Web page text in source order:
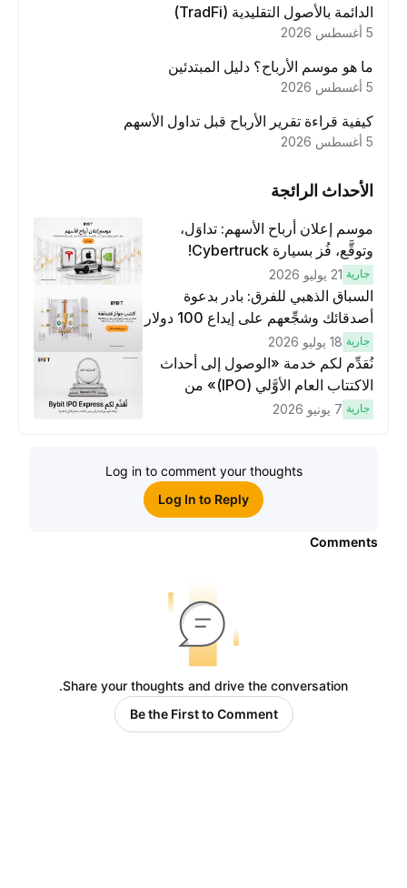
الدائمة بالأصول التقليدية (TradFi)
ما هو موسم الأرباح؟ دليل المبتدئين
كيفية قراءة تقرير الأرباح قبل تداول الأسهم
الأحداث الرائجة
موسم إعلان أرباح الأسهم: تداوَل،
وتوقَّع، فُز بسيارة Cybertruck!
جارية 21 يوليو 2026
السباق الذهبي للفرق: بادر بدعوة
أصدقائك وشجِّعهم على إيداع 100 دولار
لكسَب مكافآت مُضاعَفة
جارية 18 يوليو 2026
نُقدِّم لكم خدمة «الوصول إلى أحداث
الاكتتاب العام الأوَّلي (IPO)» من
Bybit، بوابتك للوصول المبكر إلى فرص
جارية 7 يونيو 2026
Log in to comment your thoughts
Log In to Reply
Comments
Share your thoughts and drive the conversation.
Be the First to Comment